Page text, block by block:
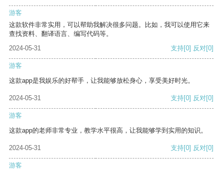
游客
这款软件非常实用，可以帮助我解决很多问题。比如，我可以使用它来
查找资料、翻译语言、编写代码等。
2024-05-31
支持[0] 反对[0]
游客
这款app是我娱乐的好帮手，让我能够放松身心，享受美好时光。
2024-05-31 支持[0] 反对[0]
游客
这款app的老师非常专业，教学水平很高，让我能够学到实用的知识。
2024-05-31 支持[0] 反对[0]
游客